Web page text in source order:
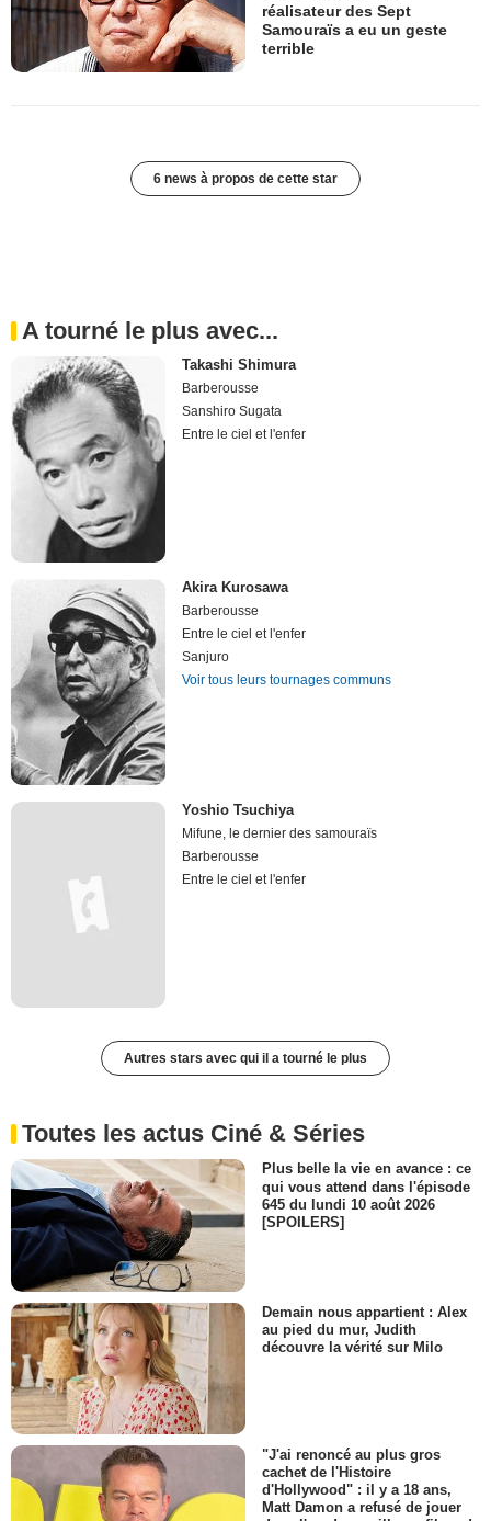
réalisateur des Sept
Samouraïs a eu un geste
terrible
6 news à propos de cette star
A tourné le plus avec...
Takashi Shimura
Barberousse
Sanshiro Sugata
Entre le ciel et l'enfer
Akira Kurosawa
Barberousse
Entre le ciel et l'enfer
Sanjuro
Voir tous leurs tournages communs
Yoshio Tsuchiya
Mifune, le dernier des samouraïs
Barberousse
Entre le ciel et l'enfer
Autres stars avec qui il a tourné le plus
Toutes les actus Ciné & Séries
Plus belle la vie en avance : ce
qui vous attend dans l'épisode
645 du lundi 10 août 2026
[SPOILERS]
Demain nous appartient : Alex
au pied du mur, Judith
découvre la vérité sur Milo
"J'ai renoncé au plus gros
cachet de l'Histoire
d'Hollywood" : il y a 18 ans,
Matt Damon a refusé de jouer